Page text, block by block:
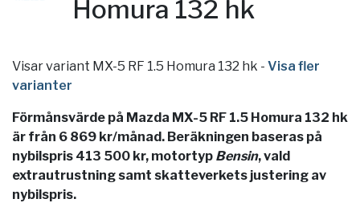
Homura 132 hk
Visar variant MX-5 RF 1.5 Homura 132 hk - Visa fler
varianter
Förmånsvärde på Mazda MX-5 RF 1.5 Homura 132 hk
är från 6 869 kr/månad. Beräkningen baseras på
nybilspris 413 500 kr, motortyp Bensin, vald
extrautrustning samt skatteverkets justering av
nybilspris.